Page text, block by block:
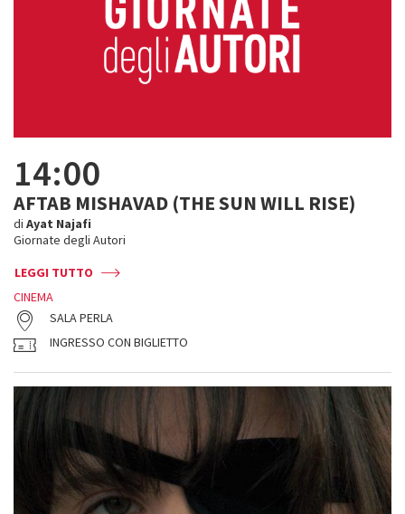
14:00
AFTAB MISHAVAD (THE SUN WILL RISE)
di Ayat Najafi
Giornate degli Autori
LEGGI TUTTO
CINEMA
SALA PERLA
INGRESSO CON BIGLIETTO